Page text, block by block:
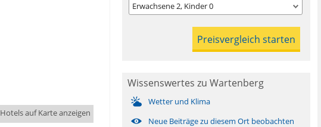
Hotels auf Karte anzeigen
Erwachsene2, Kinder0
Wissenswertes zu Wartenberg
Wetter und Klima
Neue Beiträge zu diesem Ort beobachten